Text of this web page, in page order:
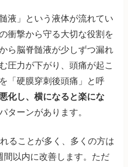
液」という液体が流れてい
衝撃から守る大切な役割を
ら脳脊髄液が少しずつ漏れ
圧力が下がり、頭痛が起こ
「硬膜穿刺後頭痛」と呼
化し、横になると楽にな
ターンがあります。
ることが多く、多くの方は
間以内に改善します。ただ